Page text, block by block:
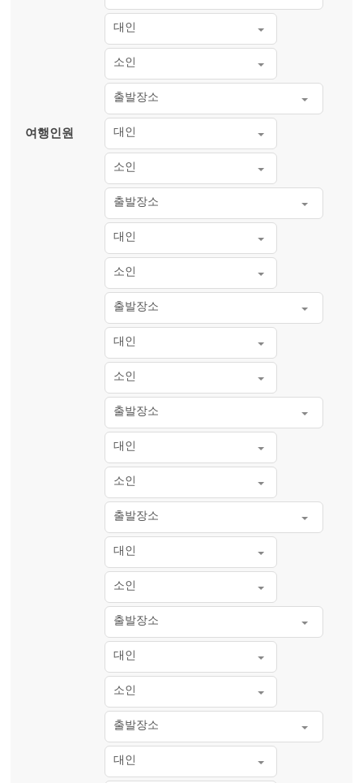
여행인원
대인
소인
출발장소
대인
소인
출발장소
대인
소인
출발장소
대인
소인
출발장소
대인
소인
출발장소
대인
소인
출발장소
대인
소인
출발장소
대인